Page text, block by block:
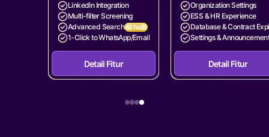
LinkedIn Integration
Multi-filter Screening
Advanced Search AI Tech
1-Click to WhatsApp/Email
Detail Fitur
Organization Settings
ESS & HR Experience
Database & Contract
Settings &
Detail Fitur